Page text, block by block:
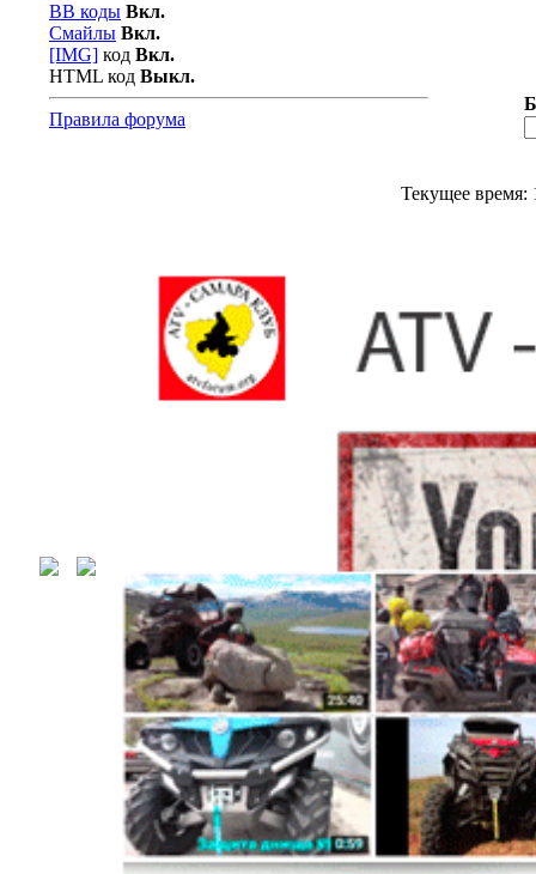
BB коды Вкл.
Смайлы Вкл.
[IMG] код Вкл.
HTML код Выкл.
Правила форума
Текущее время: